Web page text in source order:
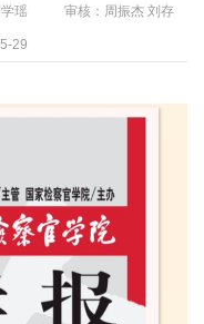
瑶 审核：周振杰 刘存
29